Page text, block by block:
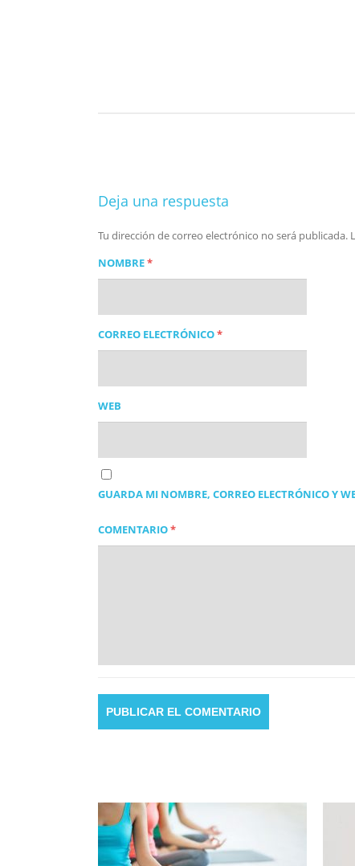
Deja una respuesta
Tu dirección de correo electrónico no será publicada.
NOMBRE*
CORREO ELECTRÓNICO*
WEB
GUARDA MI NOMBRE, CORREO ELECTRÓNICO Y
COMENTARIO*